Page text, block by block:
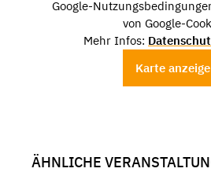
Google-
von Google-
Mehr Infos:
Karte
ÄHNLICHE